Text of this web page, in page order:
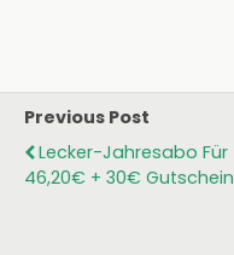
Previous Post
Lecker-Jahresabo Für
46,20€ + 30€ Gutschein